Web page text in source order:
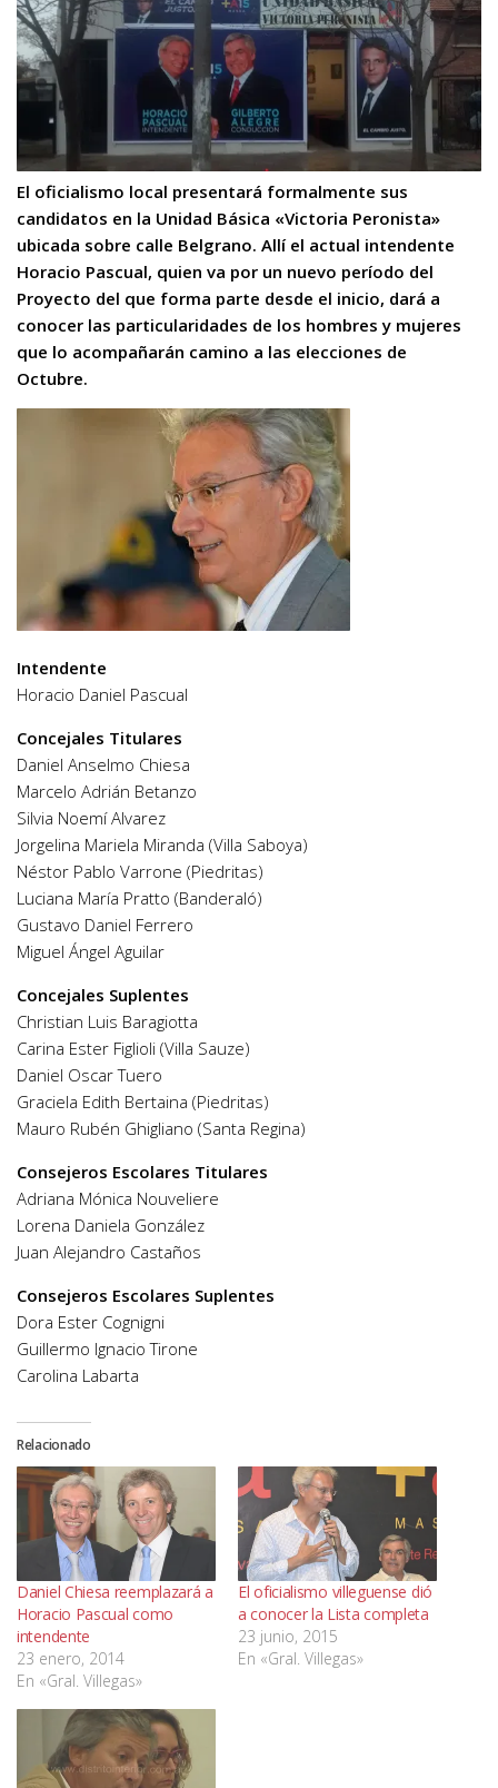
El oficialismo local presentará formalmente sus
candidatos en la Unidad Básica «Victoria Peronista»
ubicada sobre calle Belgrano. Allí el actual intendente
Horacio Pascual, quien va por un nuevo período del
Proyecto del que forma parte desde el inicio, dará a
conocer las particularidades de los hombres y mujeres
que lo acompañarán camino a las elecciones de
Octubre.
Intendente
Horacio Daniel Pascual
Concejales Titulares
Daniel Anselmo Chiesa
Marcelo Adrián Betanzo
Silvia Noemí Alvarez
Jorgelina Mariela Miranda (Villa Saboya)
Néstor Pablo Varrone (Piedritas)
Luciana María Pratto (Banderaló)
Gustavo Daniel Ferrero
Miguel Ángel Aguilar
Concejales Suplentes
Christian Luis Baragiotta
Carina Ester Figlioli (Villa Sauze)
Daniel Oscar Tuero
Graciela Edith Bertaina (Piedritas)
Mauro Rubén Ghigliano (Santa Regina)
Consejeros Escolares Titulares
Adriana Mónica Nouveliere
Lorena Daniela González
Juan Alejandro Castaños
Consejeros Escolares Suplentes
Dora Ester Cognigni
Guillermo Ignacio Tirone
Carolina Labarta
Relacionado
Daniel Chiesa reemplazará a
Horacio Pascual como
intendente
23 enero, 2014
En «Gral. Villegas»
El oficialismo villeguense dió
a conocer la Lista completa
23 junio, 2015
En «Gral. Villegas»